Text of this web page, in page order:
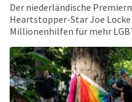
Der niederländische
Heartstopper-Star Joe
Millionenhilfen für mehr